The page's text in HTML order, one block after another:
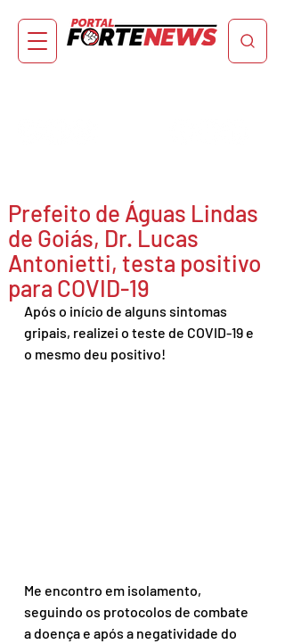
Prefeito de Águas Lindas
de Goiás, Dr. Lucas
Antonietti, testa positivo
para COVID-19
Após o início de alguns sintomas
gripais, realizei o teste de COVID-19 e
o mesmo deu positivo!
Me encontro em isolamento,
seguindo os protocolos de combate
a doença e após a negatividade do